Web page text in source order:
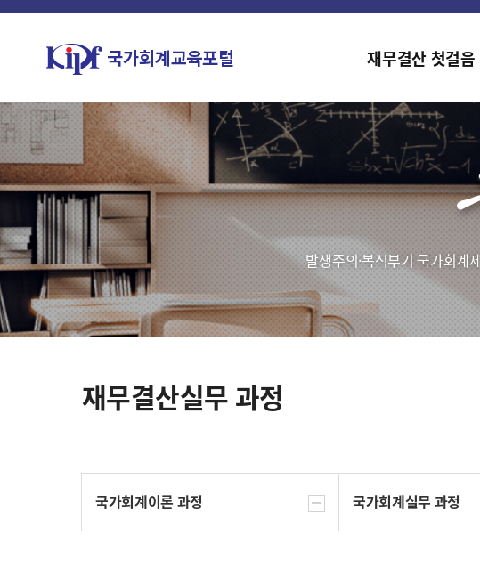
홈페이
재무결산 첫걸음
발생주의·복식부기 국가회계
재무결산실무 과정
국가회계이론 과정 국가회계실무 과정